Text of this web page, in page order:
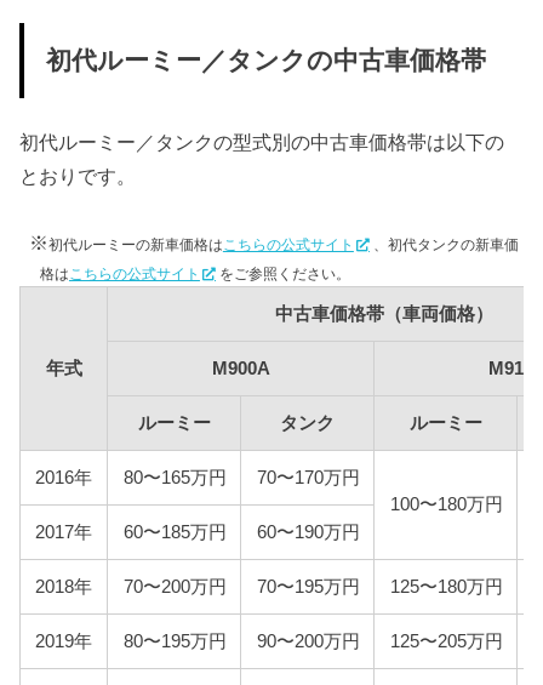
年間10,000km走行、レギュラー1Lあたり130円を前
提条件として、基本情報で説明した型式ごとの使用
M900A 79,800円
86,700円
初代ルーミー／タンクの中古車価格帯
初代ルーミー／タンクの型式別の中古車価格帯は以下の
とおりです。
※初代ルーミーの新車価格はこちらの公式サイト
、初代タンクの新車価
格はこちらの公式サイト をご参照ください。
年式
中古車価格帯（車両価格）
M900A
ルーミー タンク ルーミー
2016年 80〜165万円
70〜170万円
100〜180万円
2017年
60〜185万円 60〜190万円
2018年 70〜200万円 70〜195万円 125〜180万円
2019年 80〜195万円 90〜200万円 125〜205万円